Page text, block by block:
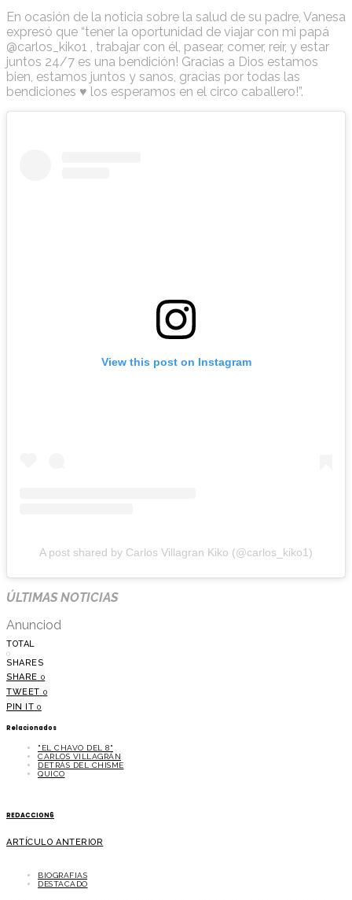
En ocasión de la noticia sobre la salud de su padre, Vanesa
expresó que “tener la oportunidad de viajar con mi papá
@carlos_kiko1 , trabajar con él, pasear, comer, reír, y estar
juntos 24/7 es una bendición! Gracias a Dios estamos
bien, estamos juntos y sanos, gracias por todas las
bendiciones ♥️ los esperamos en el circo caballero!”.
View this post on Instagram
A post shared by Carlos Villagran Kiko (@carlos_kiko1)
ÚLTIMAS NOTICIAS
Anunciod
TOTAL
0
SHARES
SHARE 0
TWEET 0
PIN IT 0
Relacionados
"EL CHAVO DEL 8"
CARLOS VILLAGRÁN
DETRÁS DEL CHISME
QUICO
REDACCION6
ARTÍCULO ANTERIOR
BIOGRAFIAS
DESTACADO